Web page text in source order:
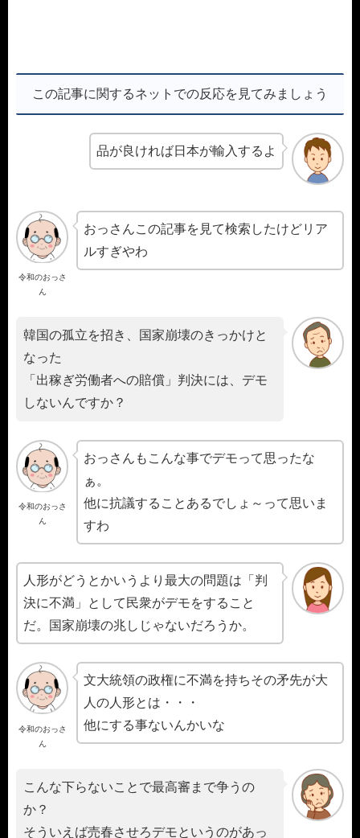
この記事に関するネットでの反応を見てみましょう
品が良ければ日本が輸入するよ
令和のおっさ
ん
おっさんこの記事を見て検索したけどリア
ルすぎやわ
韓国の孤立を招き、国家崩壊のきっかけと
なった
「出稼ぎ労働者への賠償」判決には、デモ
しないんですか？
令和のおっさ
ん
おっさんもこんな事でデモって思ったな
ぁ。
他に抗議することあるでしょ～って思いま
すわ
人形がどうとかいうより最大の問題は「判
決に不満」として民衆がデモをすること
だ。国家崩壊の兆しじゃないだろうか。
令和のおっさ
ん
文大統領の政権に不満を持ちその矛先が大
人の人形とは・・・
他にする事ないんかいな
こんな下らないことで最高審まで争うの
か？
そういえば売春させろデモというのがあっ